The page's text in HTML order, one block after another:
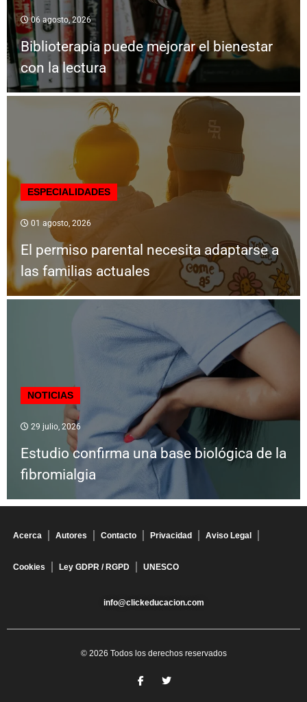
06 agosto, 2026
Biblioterapia puede mejorar el bienestar
con la lectura
ESPECIALIDADES
01 agosto, 2026
El permiso parental necesita adaptarse a
las familias actuales
NOTICIAS
29 julio, 2026
Estudio confirma una base biológica de la
fibromialgia
Acerca Autores Contacto Privacidad Aviso Legal
Cookies Ley GDPR / RGPD UNESCO
info@clickeducacion.com
© 2026 Todos los derechos reservados